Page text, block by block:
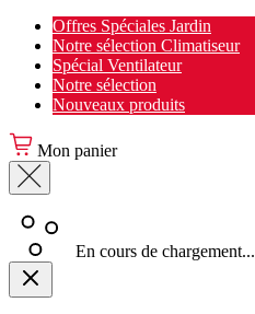
Offres Spéciales Jardin
Notre sélection Climatiseur
Spécial Ventilateur
Notre sélection
Nouveaux produits
Mon panier
En cours de chargement...